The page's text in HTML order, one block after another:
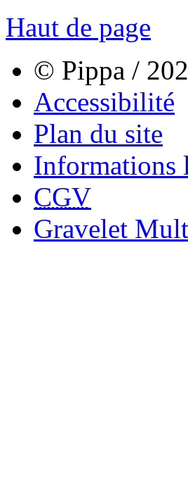
Haut de page
© Pippa /
Accessibilité
Plan du site
Informations
CGV
Gravelet